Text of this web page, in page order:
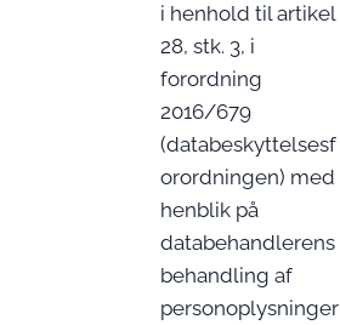
i henhold til artikel
28, stk. 3, i
forordning
2016/679
(databeskyttelsesf
orordningen) med
henblik på
databehandlerens
behandling af
personoplysninger